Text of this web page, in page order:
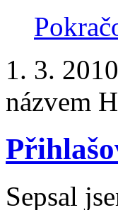
1. 3.
názvem
Sepsal